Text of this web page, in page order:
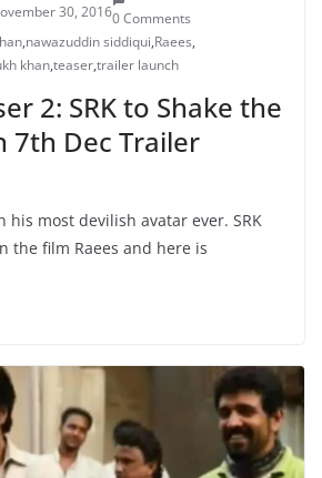
30, 20160 Comments
,nawazuddin siddiqui,Raees,
khan,teaser,trailer launch
2: SRK to Shake the
7th Dec Trailer
his most devilish avatar ever. SRK
the film Raees and here is